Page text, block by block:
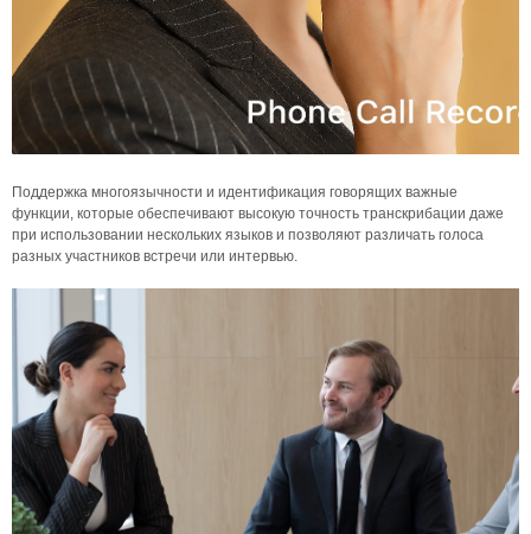
Поддержка многоязычности и идентификация говорящих важные
функции, которые обеспечивают высокую точность транскрибации даже
при использовании нескольких языков и позволяют различать голоса
разных участников встречи или интервью.